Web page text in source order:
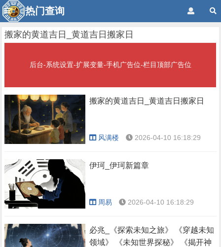
热门查询
搬家的黄道吉日_黄道吉日搬家日
后台-系统设置-扩展变量-手机广告位-栏目顶部广告位
搬家的黄道吉日_黄道吉日搬家日
风满楼 2026-04-10 16:18:29
伊珂_伊珂新篇章
周易 2026-04-10 16:18:29
必兆_《探索未知之旅》 《穿越未知
领域》 《未知世界探秘》 《揭开神